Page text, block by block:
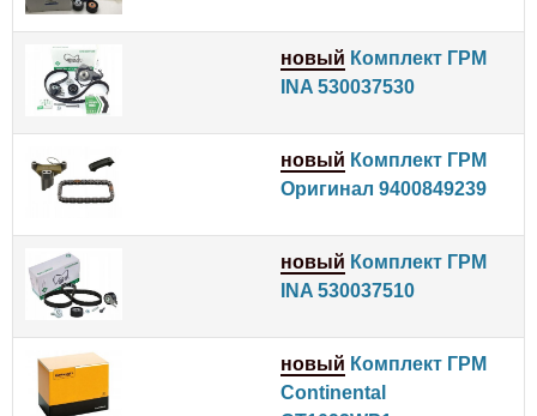
новый Комплект ГРМ
INA 530037530
новый Комплект ГРМ
Оригинал 9400849239
новый Комплект ГРМ
INA 530037510
новый Комплект ГРМ
Continental